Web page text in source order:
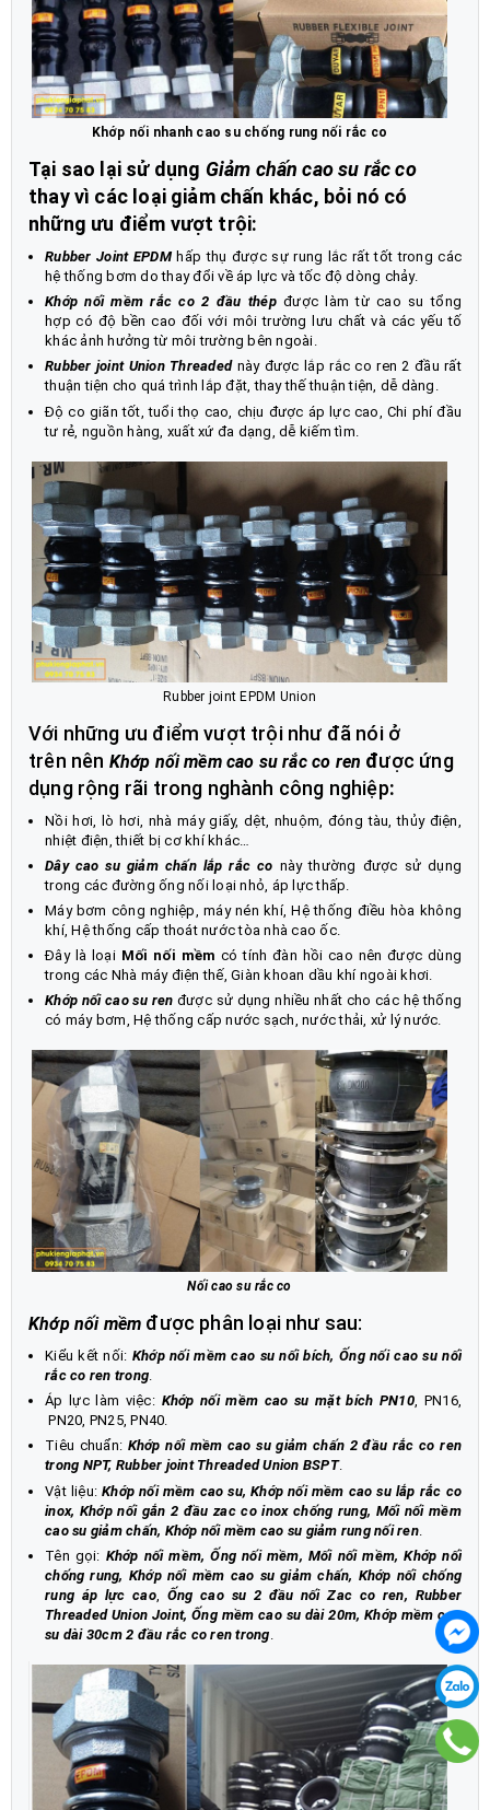
Khớp nối nhanh cao su chống rung nối rắc co
Tại sao lại sử dụng Giảm chấn cao su rắc co
thay vì các loại giảm chấn khác, bỏi nó có
những ưu điểm vượt trội:
Rubber Joint EPDMhấp thụ được sự rung lắc rất tốt trong các
hệ thống bơm do thay đổi về áp lực và tốc độ dòng chảy.
Khớp nối mềm rắc co 2 đầu thépđược làm từ cao su tổng
hợp có độ bền cao đối với môi trường lưu chất và các yếu tố
khác ảnh hưởng từ môi trường bên ngoài.
Rubber joint Union Threadednày được lắp rắc co ren 2 đầu rất
thuận tiện cho quá trình lắp đặt, thay thế thuận tiện, dễ dàng.
Độ co giãn tốt, tuổi thọ cao, chịu được áp lực cao, Chi phí đầu
tư rẻ, nguồn hàng, xuất xứ đa dạng, dễ kiếm tìm.
Rubber joint EPDM Union
Với những ưu điểm vượt trội như đã nói ở
trên nên Khớp nối mềm cao su rắc co ren được ứng
dụng rộng rãi trong nghành công nghiệp:
Nồi hơi, lò hơi, nhà máy giấy, dệt, nhuộm, đóng tàu, thủy điện,
nhiệt điện, thiết bị cơ khí khác…
Dây cao su giảm chấn lắp rắc co này thường được sử dụng
trong các đường ống nối loại nhỏ, áp lực thấp.
Máy bơm công nghiệp, máy nén khí, Hệ thống điều hòa không
khí, Hệ thống cấp thoát nước tòa nhà cao ốc.
Đây là loại Mối nối mềm có tính đàn hồi cao nên được dùng
trong các Nhà máy điện thế, Giàn khoan dầu khí ngoài khơi.
Khớp nối cao su ren được sử dụng nhiều nhất cho các hệ thống
có máy bơm, Hệ thống cấp nước sạch, nước thải, xử lý nước.
Nối cao su rắc co
Khớp nối mềm được phân loại như sau:
Kiểu kết nối: Khớp nối mềm cao su nối bích, Ống nối cao su nối
rắc co ren trong.
Áp lực làm việc: Khớp nối mềm cao su mặt bích PN10, PN16,
PN20, PN25, PN40.
Tiêu chuẩn: Khớp nối mềm cao su giảm chấn 2 đầu rắc co ren
trong NPT, Rubber joint Threaded Union BSPT.
Vật liệu:Khớp nối mềm cao su, Khớp nối mềm cao su lắp rắc co
inox, Khớp nối gắn 2 đầu zac co inox chống rung, Mối nối mềm
cao su giảm chấn, Khớp nối mềm cao su giảm rung nối ren.
Tên gọi: Khớp nối mềm, Ống nối mềm, Mối nối mềm, Khớp nối
chống rung, Khớp nối mềm cao su giảm chấn, Khớp nối chống
rung áp lực cao, Ống cao su 2 đầu nối Zac co ren, Rubber
Threaded Union Joint, Ống mềm cao su dài 20m, Khớp mềm cao
su dài 30cm 2 đầu rắc co ren trong